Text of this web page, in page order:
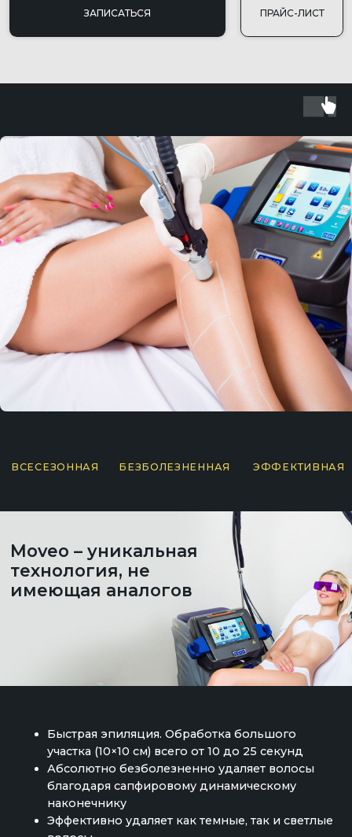
ВСЕСЕЗОННАЯ ЭФФЕКТИВНАЯ
БЕЗБОЛЕЗНЕННАЯ
Moveo – уникальная
Быстрая эпиляция. Обработка большого
участка (10×10 см) всего от 10 до 25 секунд
Абсолютно безболезненно удаляет волосы
благодаря сапфировому динамическому
наконечнику
Эффективно удаляет как темные, так и светлые
Курс 5−8 процедур, 1 раз в 2 месяца
Можно загорать до и после процедуры
100% эффекта без боли, даже в
интимных местах
Новая итальянская разработка оставляет
в прошлом все противопоказания для
любителей загара. Также эпиляция